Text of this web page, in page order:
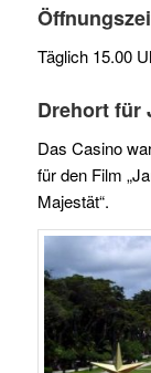
Täglich 15.00
Drehort für
Das Casino
für den Film
Majestät“.